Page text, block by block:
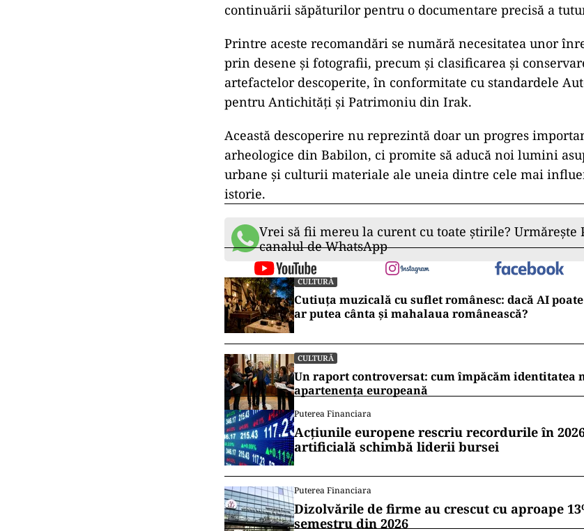
Dintre cele 478 de artefacte descoperite, se remarcă o
tăblițe cu scriere cuneiformă și sigilii cilindrice, toate într-o
conservare. Vizita Comisiei de Monitorizare a Misiunii,
Tamimi, s-a încheiat cu o serie de recomandări care
continuării săpăturilor pentru o documentare precisă a
Printre aceste recomandări se numără necesitatea unor
prin desene și fotografii, precum și clasificarea și
artefactelor descoperite, în conformitate cu standardele
pentru Antichități și Patrimoniu din Irak.
Această descoperire nu reprezintă doar un progres
arheologice din Babilon, ci promite să aducă noi lumini
urbane și culturii materiale ale uneia dintre cele mai
istorie.
Vrei să fii mereu la curent cu toate știrile? Urmărește
canalul de WhatsApp